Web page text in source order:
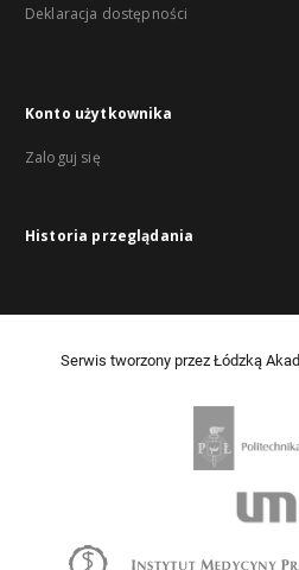
Deklaracja dostępności
Konto użytkownika
Zaloguj się
Historia przeglądania
Serwis tworzony przez Łódzką